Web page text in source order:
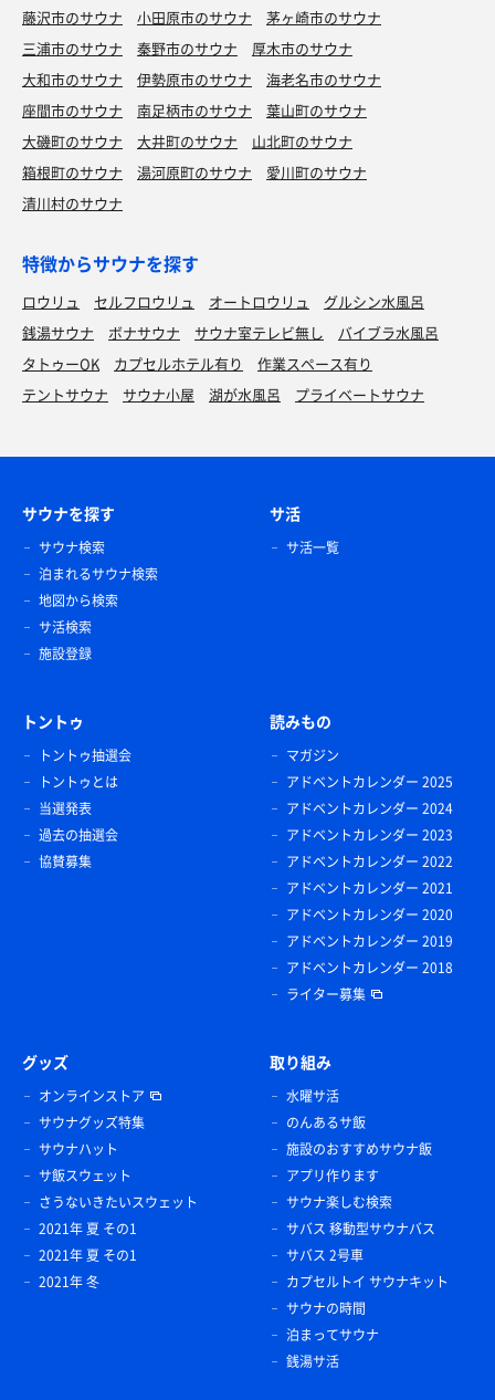
藤沢市のサウナ
小田原市のサウナ
茅ヶ崎市のサウナ
三浦市のサウナ
秦野市のサウナ
厚木市のサウナ
大和市のサウナ
伊勢原市のサウナ
海老名市のサウナ
座間市のサウナ
南足柄市のサウナ
葉山町のサウナ
大磯町のサウナ
大井町のサウナ
山北町のサウナ
箱根町のサウナ
湯河原町のサウナ
愛川町のサウナ
清川村のサウナ
特徴からサウナを探す
ロウリュ セルフロウリュ オートロウリュ
グルシン水風呂
銭湯サウナ
ボナサウナ サウナ室テレビ無し
バイブラ水風呂
タトゥーOK
カプセルホテル有り
作業スペース有り
テントサウナ
サウナ小屋 湖が水風呂 プライベートサウナ
サウナを探す
サウナ検索
泊まれるサウナ検索
地図から検索
サ活検索
施設登録
サ活
サ活一覧
トントゥ
トントゥ抽選会
トントゥとは
当選発表
過去の抽選会
協賛募集
読みもの
マガジン
アドベントカレンダー 2025
アドベントカレンダー 2024
アドベントカレンダー 2023
アドベントカレンダー 2022
アドベントカレンダー 2021
アドベントカレンダー 2020
アドベントカレンダー 2019
アドベントカレンダー 2018
ライター募集
グッズ
オンラインストア
サウナグッズ特集
サウナハット
サ飯スウェット
さうないきたいスウェット
2021年 夏 その1
2021年 夏 その1
2021年 冬
取り組み
水曜サ活
のんあるサ飯
施設のおすすめサウナ飯
アプリ作ります
サウナ楽しむ検索
サバス 移動型サウナバス
サバス 2号車
カプセルトイ サウナキット
サウナの時間
泊まってサウナ
銭湯サ活